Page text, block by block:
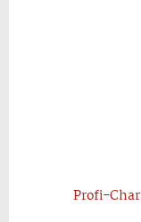
Profi-